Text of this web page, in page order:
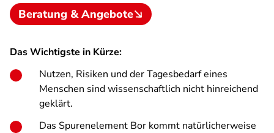
Beratung & Angebote
Das Wichtigste in Kürze:
Nutzen, Risiken und der Tagesbedarf eines
Menschen sind wissenschaftlich nicht hinreichend
geklärt.
Das Spurenelement Bor kommt natürlicherweise